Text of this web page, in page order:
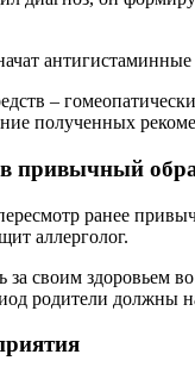
–
полученных
в привычный
ранее
аллерголог.
за своим здоровьем
родители должны